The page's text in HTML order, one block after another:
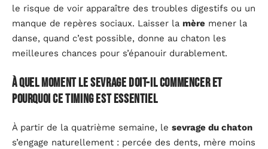
le risque de voir apparaître des troubles digestifs ou un
manque de repères sociaux. Laisser la mère mener la
danse, quand c’est possible, donne au chaton les
meilleures chances pour s’épanouir durablement.
À quel moment le sevrage doit-il commencer et
pourquoi ce timing est essentiel
À partir de la quatrième semaine, le sevrage du chaton
s’engage naturellement : percée des dents, mère moins